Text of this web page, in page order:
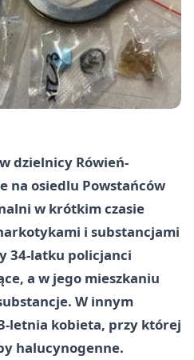
dzielnicy Rówień-
na osiedlu Powstańców
w krótkim czasie
i substancjami
34-latku policjanci
a w jego mieszkaniu
W innym
letnia kobieta, przy której
halucynogenne.